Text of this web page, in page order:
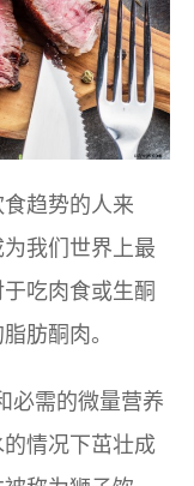
趋势的人来
我们世界上最
吃肉食或生酮
肪酮肉。
必需的微量营养
情况下茁壮成